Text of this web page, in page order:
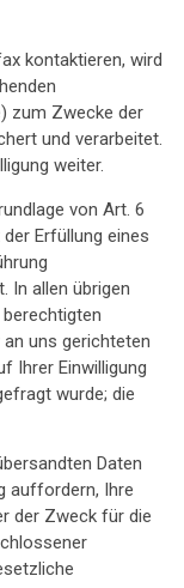
kontaktieren, wird
zum Zwecke der
und verarbeitet.
weiter.
von Art. 6
Erfüllung eines
In allen übrigen
uns gerichteten
Ihrer Einwilligung
wurde; die
Daten
auffordern, Ihre
der Zweck für die